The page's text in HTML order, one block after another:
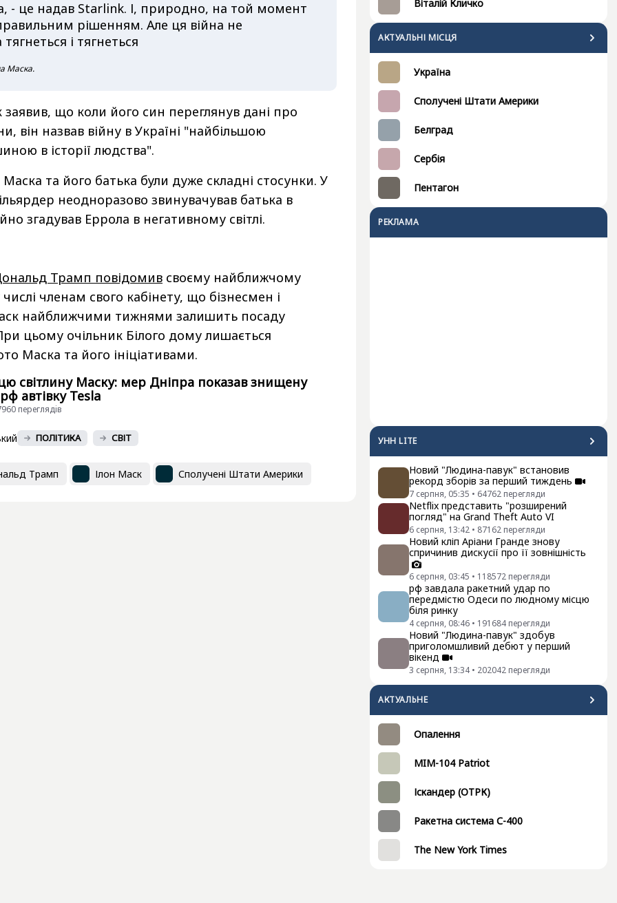
Віталій Кличко
АКТУАЛЬНІ МІСЦЯ
Україна
Сполучені Штати Америки
Белград
Сербія
Пентагон
РЕКЛАМА
УНН LITE
Новий "Людина-павук" встановив
рекорд зборів за перший тиждень
7 серпня, 05:35 • 64762 перегляди
Netflix представить "розширений
погляд" на Grand Theft Auto VI
6 серпня, 13:42 • 87162 перегляди
Новий кліп Аріани Гранде знову
спричинив дискусії про її зовнішність
6 серпня, 03:45 • 118572 перегляди
рф завдала ракетний удар по
передмістю Одеси по людному місцю
біля ринку
4 серпня, 08:46 • 191684 перегляди
Новий "Людина-павук" здобув
приголомшливий дебют у перший
вікенд
3 серпня, 13:34 • 202042 перегляди
АКТУАЛЬНЕ
Опалення
MIM-104 Patriot
Іскандер (ОТРК)
Ракетна система С-400
The New York Times
- це надав Starlink. І, природно, на той момент
рішенням. Але ця війна не
тягнеться і тягнеться
Маска.
що коли його син переглянув дані про
він назвав війну в Україні "найбільшою
в історії людства".
та його батька були дуже складні стосунки. У
неодноразово звинувачував батька в
згадував Еррола в негативному світлі.
Трамп повідомив своєму найближчому
членам свого кабінету, що бізнесмен і
найближчими тижнями залишить посаду
цьому очільник Білого дому лишається
Маска та його ініціативами.
світлину Маску: мер Дніпра показав знищену
автівку Tesla
переглядiв
ПОЛІТИКА СВІТ
Трамп Ілон Маск Сполучені Штати Америки